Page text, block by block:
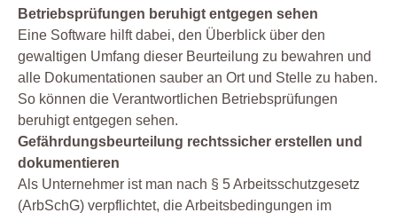
Betriebsprüfungen beruhigt entgegen sehen
Eine Software hilft dabei, den Überblick über den
gewaltigen Umfang dieser Beurteilung zu bewahren und
alle Dokumentationen sauber an Ort und Stelle zu haben.
So können die Verantwortlichen Betriebsprüfungen
beruhigt entgegen sehen.
Gefährdungsbeurteilung rechtssicher erstellen und
dokumentieren
Als Unternehmer ist man nach § 5 Arbeitsschutzgesetz
(ArbSchG) verpflichtet, die Arbeitsbedingungen im